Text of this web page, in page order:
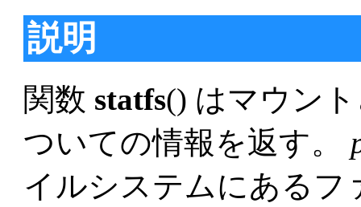
説明
関数 statfs() はマウン
ついての情報を返す。
イルシステムにある